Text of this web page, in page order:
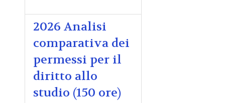
2026 Analisi
comparativa dei
permessi per il
diritto allo
studio (150 ore)